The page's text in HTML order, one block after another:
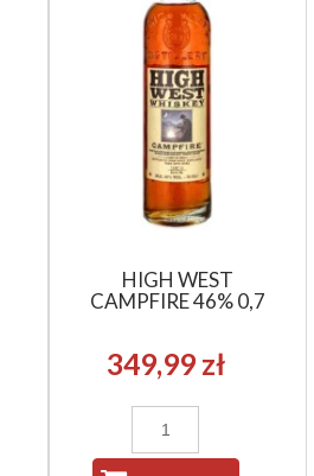
HIGH WEST
CAMPFIRE 46% 0,7
349,99 zł